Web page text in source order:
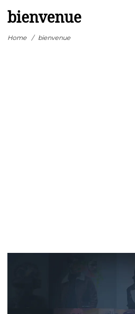
bienvenue
Home / bienvenue